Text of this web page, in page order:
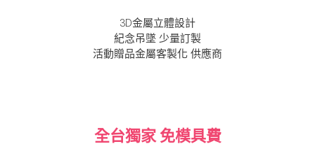
3D金屬立體設計
紀念吊墜 少量訂製
活動贈品金屬客製化 供應商
全台獨家 免模具費